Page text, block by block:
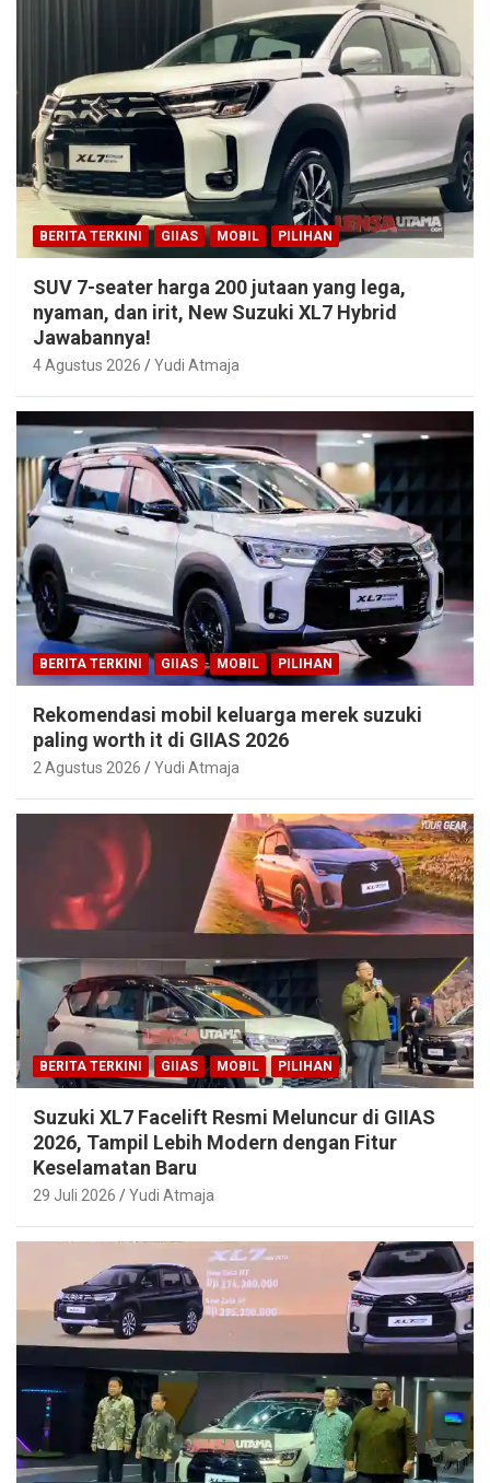
BERITA TERKINI GIIAS MOBIL PILIHAN
SUV 7-seater harga 200 jutaan yang lega,
nyaman, dan irit, New Suzuki XL7 Hybrid
Jawabannya!
4 Agustus 2026 Yudi Atmaja
BERITA TERKINI GIIAS MOBIL PILIHAN
Rekomendasi mobil keluarga merek suzuki
paling worth it di GIIAS 2026
2 Agustus 2026 Yudi Atmaja
BERITA TERKINI GIIAS MOBIL PILIHAN
Suzuki XL7 Facelift Resmi Meluncur di GIIAS
2026, Tampil Lebih Modern dengan Fitur
Keselamatan Baru
29 Juli 2026 Yudi Atmaja